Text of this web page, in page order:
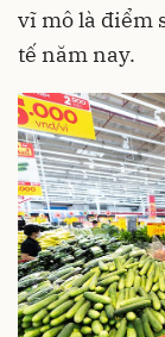
vĩ mô là điểm
tế năm nay.